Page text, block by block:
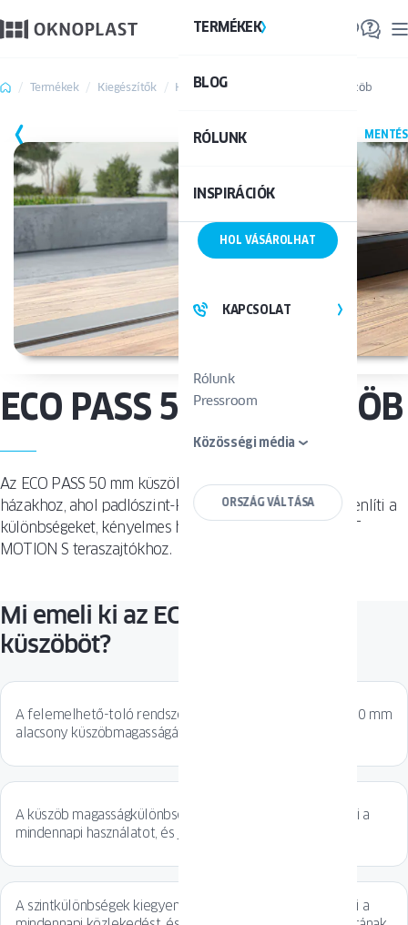
TERMÉKEK
BLOG
RÓLUNK
INSPIRÁCIÓK
HOL VÁSÁROLHAT
KAPCSOLAT
Rólunk
Pressroom
Közösségi média
ORSZÁG VÁLTÁSA
Termékek Kiegészítők Küszöbök ECO PASS 50 mm küszöb
MENTÉS
ECO PASS 50 MM KÜSZÖB
Az ECO PASS 50 mm küszöb ideális választás felújított
házakhoz, ahol padlószint-különbségek vannak. Kiegyenlíti a
különbségeket, kényelmes használatot biztosítva a HST
MOTION S teraszajtókhoz.
Mi emeli ki az ECO PASS 50 mm
küszöböt?
A felemelhető-toló rendszerekhez tervezett ECO PASS 50 mm
alacsony küszöbmagasságával tűnik ki.
A küszöb magasságkülönbségeinek kezelése megkönnyíti a
mindennapi használatot, és javítja a komfortot.
A szintkülönbségek kiegyenlítése jelentősen megkönnyíti a